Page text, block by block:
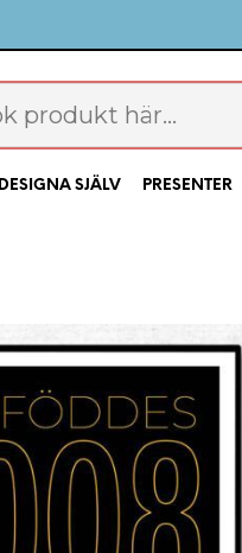
DESIGNA SJÄLV PRESENTER